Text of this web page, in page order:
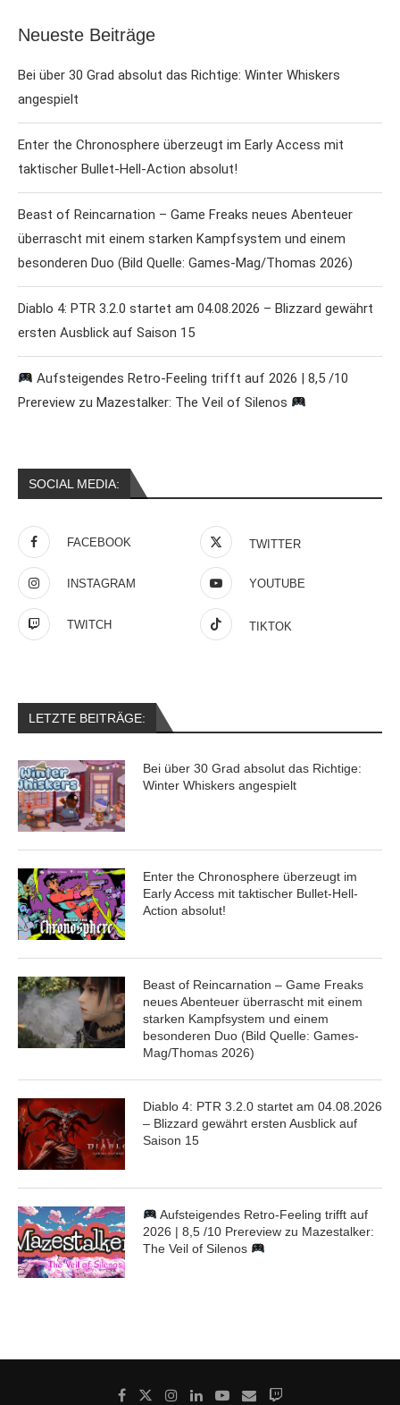
Neueste Beiträge
Bei über 30 Grad absolut das Richtige: Winter Whiskers
angespielt
Enter the Chronosphere überzeugt im Early Access mit
taktischer Bullet-Hell-Action absolut!
Beast of Reincarnation – Game Freaks neues Abenteuer
überrascht mit einem starken Kampfsystem und einem
besonderen Duo (Bild Quelle: Games-Mag/Thomas 2026)
Diablo 4: PTR 3.2.0 startet am 04.08.2026 – Blizzard gewährt
ersten Ausblick auf Saison 15
Aufsteigendes Retro-Feeling trifft auf 2026 | 8,5 /10
Prereview zu Mazestalker: The Veil of Silenos
SOCIAL MEDIA:
FACEBOOK TWITTER
INSTAGRAM YOUTUBE
TWITCH TIKTOK
LETZTE BEITRÄGE:
Bei über 30 Grad absolut das Richtige:
Winter Whiskers angespielt
Enter the Chronosphere überzeugt im
Early Access mit taktischer Bullet-Hell-
Action absolut!
Beast of Reincarnation – Game Freaks
neues Abenteuer überrascht mit einem
starken Kampfsystem und einem
besonderen Duo (Bild Quelle: Games-
Mag/Thomas 2026)
Diablo 4: PTR 3.2.0 startet am 04.08.2026
– Blizzard gewährt ersten Ausblick auf
Saison 15
Aufsteigendes Retro-Feeling trifft auf
2026 | 8,5 /10 Prereview zu Mazestalker:
The Veil of Silenos